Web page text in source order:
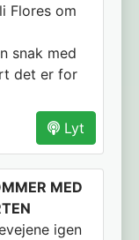
Flores om
snak med
det er for
Lyt
MED
igen